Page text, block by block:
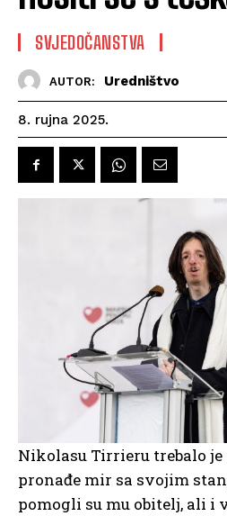
SVJEDOČANSTVA
AUTOR: Uredništvo
8. rujna 2025.
Nikolasu Tirrieru trebalo je
pronađe mir sa svojim
pomogli su mu obitelj, ali i